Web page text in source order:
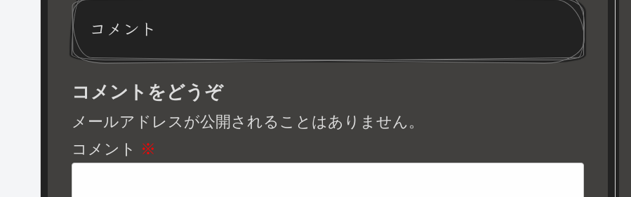
コメント
コメントをどうぞ
メールアドレスが公開されることはありません。
コメント ※